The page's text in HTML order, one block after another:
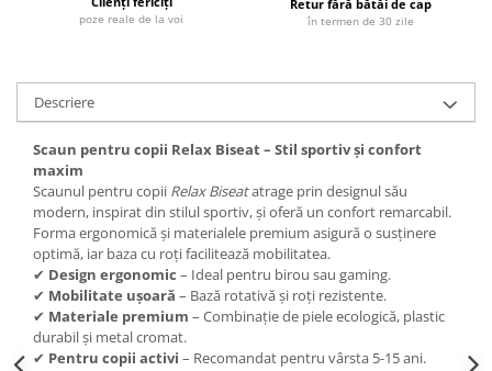
poze reale de la voi
Retur fără bătăi de cap
în termen de 30 zile
Descriere
Scaun pentru copii Relax Biseat – Stil sportiv și confort
maxim
Scaunul pentru copii Relax Biseatatrage prin designul său
modern, inspirat din stilul sportiv, și oferă un confort remarcabil.
Forma ergonomică și materialele premium asigură o susținere
optimă, iar baza cu roți facilitează mobilitatea.
✔ Design ergonomic – Ideal pentru birou sau gaming.
✔ Mobilitate ușoară – Bază rotativă și roți rezistente.
✔ Materiale premium – Combinație de piele ecologică, plastic
durabil și metal cromat.
✔ Pentru copii activi – Recomandat pentru vârsta 5-15 ani.